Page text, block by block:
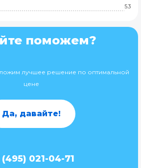
5.3
поможем?
лучшее решение по оптимальной
цене
Да, давайте!
(495) 021-04-71